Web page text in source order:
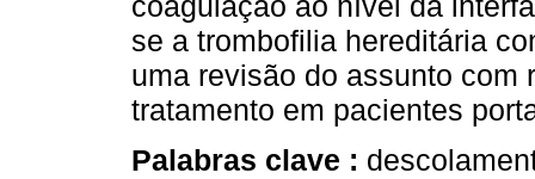
se a trombofilia hereditária
uma revisão do assunto com
tratamento em pacientes
Palabras clave :